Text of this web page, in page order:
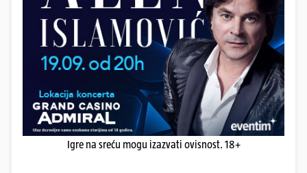
Igre na sreću mogu izazvati ovisnost. 18+